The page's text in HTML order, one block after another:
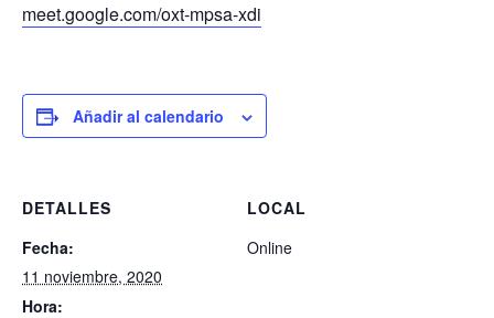
meet.google.com/oxt-mpsa-xdi
Añadir al calendario
DETALLES
Fecha:
11 noviembre, 2020
Hora:
LOCAL
Online